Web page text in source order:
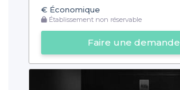
€ Économique
Établissement non réservable
Faire une demande